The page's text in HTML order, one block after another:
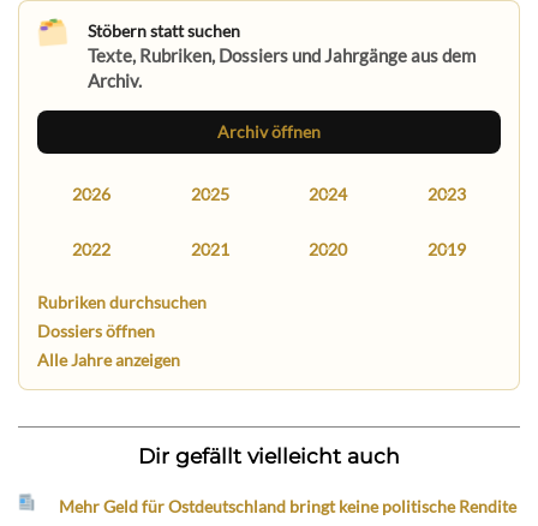
Stöbern statt suchen
Texte, Rubriken, Dossiers und Jahrgänge aus dem
Archiv.
Archiv öffnen
2026 2025 2024 2023
2022 2021 2020 2019
Rubriken durchsuchen
Dossiers öffnen
Alle Jahre anzeigen
Dir gefällt vielleicht auch
Mehr Geld für Ostdeutschland bringt keine politische Rendite